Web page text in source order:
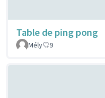
Table de ping pong
Mély
9